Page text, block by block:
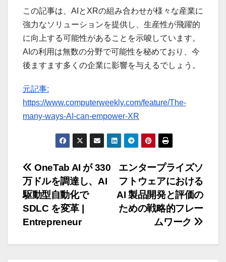
この記事は、AIとXRの組み合わせが様々な産業に
強力なソリューションを提供し、生産性が飛躍的
に向上する可能性があることを示唆しています。
AIの利用は無数の分野で可能性を秘めており、今
後ますます多くの企業に影響を与えるでしょう。
元記事:
https://www.computerweekly.com/feature/The-
many-ways-AI-can-empower-XR
投
稿
ナ
エンタープライズソ
フトウェアにおける
AI 製品開発と評価の
ための戦略的フレー
ムワーク
OneTab AI が 330
万ドルを調達し、AI
駆動型自動化で
SDLC を変革 |
Entrepreneur